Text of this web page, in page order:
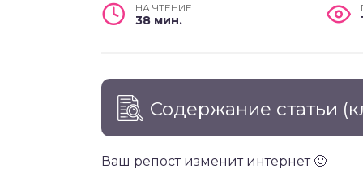
НА ЧТЕНИЕ
38 мин.
Содержание статьи
Ваш репост изменит интернет 🙂